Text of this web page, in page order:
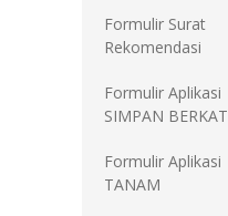
Formulir Surat
Rekomendasi
Formulir Aplikasi
SIMPAN BERKAT
Formulir Aplikasi
TANAM